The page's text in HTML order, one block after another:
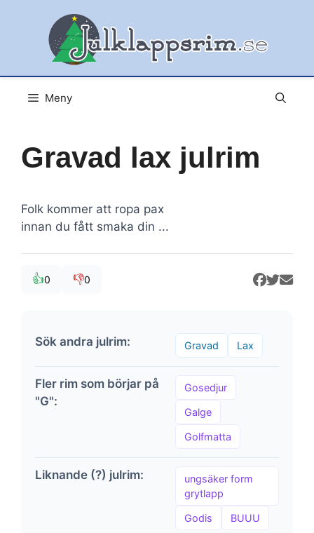
Meny
Gravad lax julrim
Folk kommer att ropa pax
innan du fått smaka din ...
👍0 👎0
Sök andra julrim: Gravad Lax
Fler rim som börjar på
"G":
Gosedjur
Galge
Golfmatta
Liknande (?) julrim:
ungsäker form
grytlapp
Godis BUUU